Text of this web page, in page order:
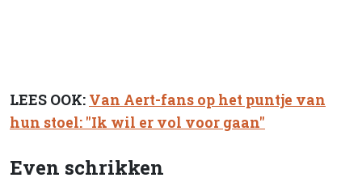
LEES OOK: Van Aert-fans op het puntje van
hun stoel: "Ik wil er vol voor gaan"
Even schrikken